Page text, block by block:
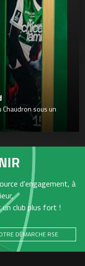
sous un
d'engagement, à
club plus fort !
DÉMARCHE RSE